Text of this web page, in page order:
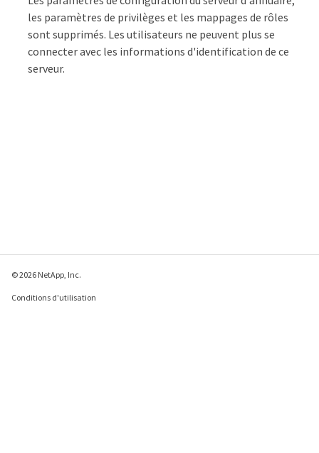
les paramètres de privilèges et les mappages de rôles
sont supprimés. Les utilisateurs ne peuvent plus se
connecter avec les informations d'identification de ce
serveur.
© 2026 NetApp, Inc.
Conditions d'utilisation